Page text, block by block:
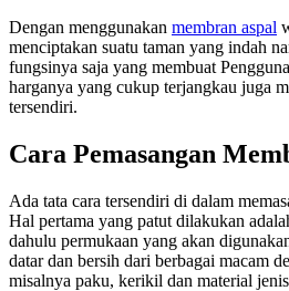
Dengan menggunakan membran aspal
menciptakan suatu taman yang indah
fungsinya saja yang membuat
harganya yang cukup terjangkau juga
tersendiri.
Cara Pemasangan
Ada tata cara tersendiri di dalam
Hal pertama yang patut dilakukan
dahulu permukaan yang akan
datar dan bersih dari berbagai macam
misalnya paku, kerikil dan material